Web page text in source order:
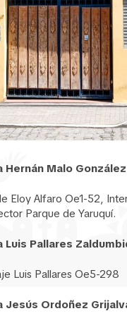
Hernán Malo González
Eloy Alfaro Oe1-52,
Parque de Yaruquí.
Luis Pallares
Luis Pallares Oe5-298
Jesús Ordoñez